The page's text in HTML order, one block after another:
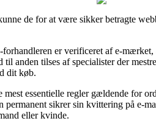
de for at være sikker betragte
er verificeret af e-
anden tilses af specialister der
dit køb.
essentielle regler gældende for
permanent sikrer sin kvittering på e-
eller kvinde.